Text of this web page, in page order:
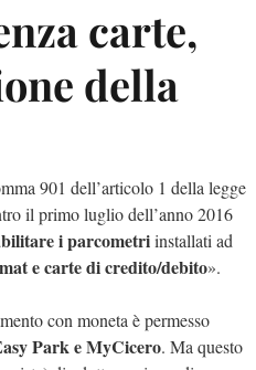
carte,
della
901 dell’articolo 1 della legge
il primo luglio dell’anno 2016
i parcometriinstallati ad
e carte di credito/debito».
con moneta è permesso
Park e MyCicero. Ma questo